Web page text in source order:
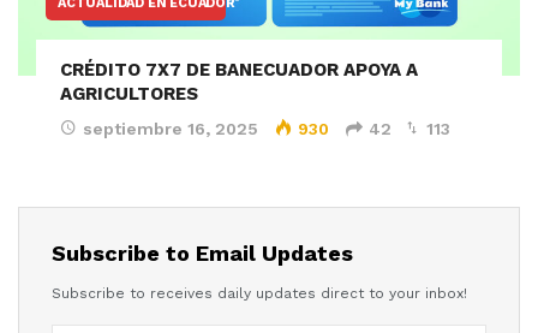
CRÉDITO 7X7 DE BANECUADOR APOYA A
AGRICULTORES
septiembre 16, 2025 930 42 113
Subscribe to Email Updates
Subscribe to receives daily updates direct to your inbox!